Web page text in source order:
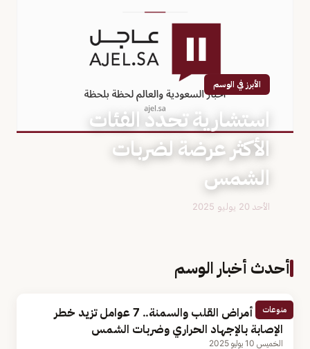
الأبرز في الوسم
استشارية تحدد الفئات
الأكثر عرضة لضربات
الشمس
الأحد 20 يوليو 2025
أحدث أخبار الوسم
منوعات
أبرزها أمراض القلب والسمنة.. 7 عوامل تزيد خطر
الإصابة بالإجهاد الحراري وضربات الشمس
الخميس 10 يوليو 2025